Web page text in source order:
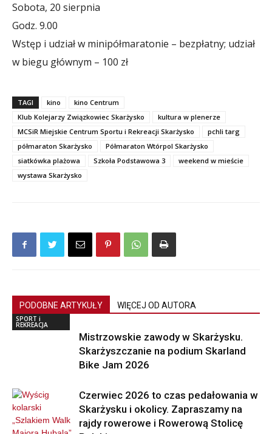
Sobota, 20 sierpnia
Godz. 9.00
Wstęp i udział w minipółmaratonie – bezpłatny; udział
w biegu głównym – 100 zł
TAGI kino
kino Centrum
Klub Kolejarzy Związkowiec Skarżysko
kultura w plenerze
MCSiR Miejskie Centrum Sportu i Rekreacji Skarżysko
pchli targ
półmaraton Skarżysko
Półmaraton Wtórpol Skarżysko
siatkówka plażowa
Szkoła Podstawowa 3
weekend w mieście
wystawa Skarżysko
PODOBNE ARTYKUŁY WIĘCEJ OD AUTORA
SPORT i
REKREACJA
Mistrzowskie zawody w Skarżysku.
Skarżyszczanie na podium Skarland
Bike Jam 2026
Czerwiec 2026 to czas pedałowania w
Skarżysku i okolicy. Zapraszamy na
rajdy rowerowe i Rowerową Stolicę